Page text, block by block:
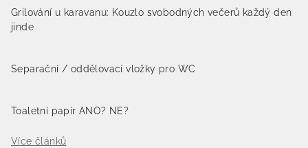
Grilování u karavanu: Kouzlo svobodných večerů každý den
jinde
Separační / oddělovací vložky pro WC
Toaletní papír ANO? NE?
Více článků